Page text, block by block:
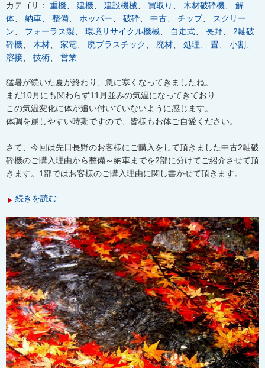
カテゴリ： 重機、 建機、 建設機械、 買取り 、 木材破砕機、 解
体、 納車、 整備、 ホッパー、 破砕、 中古、 チップ、 スクリー
ン、 フォーラス製、 環境リサイクル機械、 自走式、 長野、 2軸破
砕機、 木材、 家電、 廃プラスチック、 廃材、 処理、 畳、 小割 、
溶接、 技術、 営業
猛暑が続いた夏が終わり、急に寒くなってきましたね。
まだ10月にも関わらず11月並みの気温になってきており
この気温変化に体が追い付いていないように感じます。
体調を崩しやすい時期ですので、皆様もお体ご自愛ください。
さて、今回は先日長野のお客様にご購入をして頂きました中古2軸破
砕機のご購入理由から整備～納車までを2部に分けてご紹介させて頂
きます。1部ではお客様のご購入理由に関し書かせて頂きます。
続きを読む